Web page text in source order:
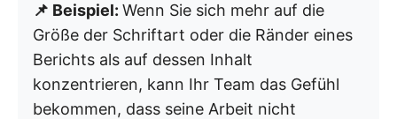
📌 Beispiel: Wenn Sie sich mehr auf die
Größe der Schriftart oder die Ränder eines
Berichts als auf dessen Inhalt
konzentrieren, kann Ihr Team das Gefühl
bekommen, dass seine Arbeit nicht